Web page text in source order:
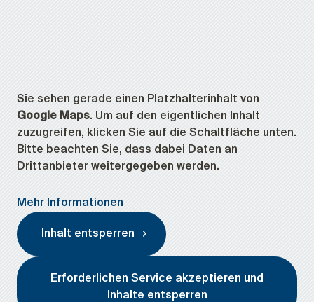
Sie sehen gerade einen Platzhalterinhalt von
Google Maps. Um auf den eigentlichen Inhalt
zuzugreifen, klicken Sie auf die Schaltfläche unten.
Bitte beachten Sie, dass dabei Daten an
Drittanbieter weitergegeben werden.
Mehr Informationen
Inhalt entsperren
Erforderlichen Service akzeptieren und
Inhalte entsperren